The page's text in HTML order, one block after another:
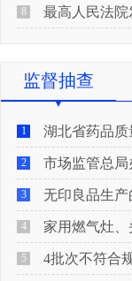
8 最高人民法院发布《关于审
监督抽查
1 湖北省药品质
2 市场监管总局办公厅
3 无印良品生
4 家用燃气灶、头盔
5 4批次不符合规定的长裤